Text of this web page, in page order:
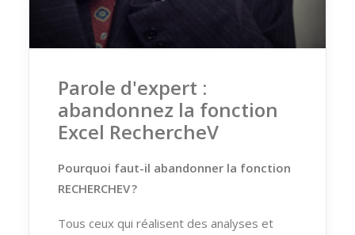
Parole d'expert :
abandonnez la fonction
Excel RechercheV
Pourquoi faut-il abandonner la fonction
RECHERCHEV?
Tous ceux qui réalisent des analyses et